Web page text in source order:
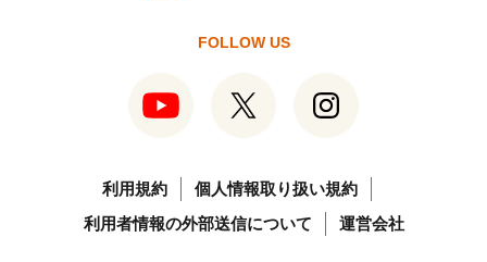
FOLLOW US
利用規約
個人情報取り扱い規約
利用者情報の外部送信について
運営会社